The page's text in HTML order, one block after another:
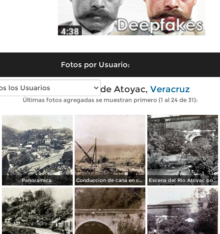
Fotos por Usuario:
Fotos antiguas de Atoyac, Veracruz
Últimas fotos agregadas se muestran primero (1 al 24 de 31):
Panoramica. Conduccion de cana en carretas para el Ingenio azucarero El Potrero Al fondo el Pico de Orizaba. Escena del Rio Atoyac por el Fotógrafo Windfield Scott.